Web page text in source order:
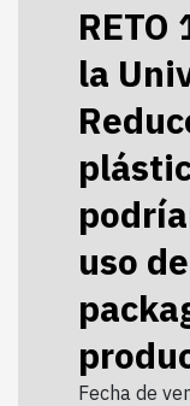
RETO
la
uso
Fecha de